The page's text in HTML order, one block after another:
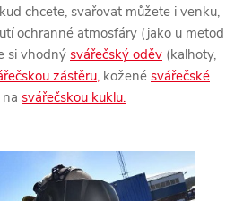
chcete, svařovat můžete i venku,
ochranné atmosfáry (jako u metod
si vhodný svářečský oděv (kalhoty,
zástěru, kožené svářečské
svářečskou kuklu.